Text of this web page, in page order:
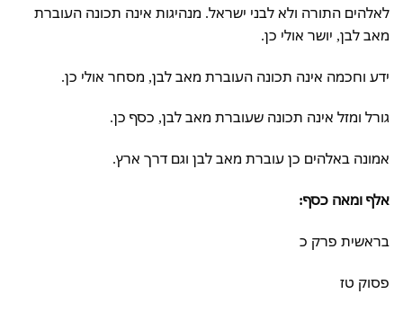
לאלהים התורה ולא לבני ישראל. מנהיגות אינה תכונה העוברת
מאב לבן, יושר אולי כן.
ידע וחכמה אינה תכונה העוברת מאב לבן, מסחר אולי כן.
גורל ומזל אינה תכונה שעוברת מאב לבן, כסף כן.
אמונה באלהים כן עוברת מאב לבן וגם דרך ארץ.
אלף ומאה כסף:
בראשית פרק כ
פסוק טז